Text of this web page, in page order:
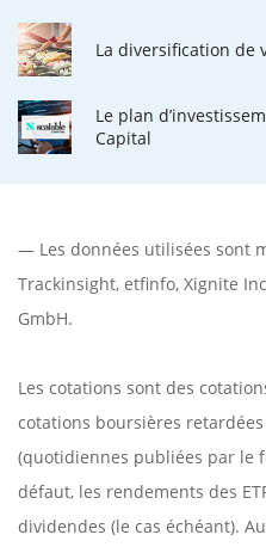
La diversification de
Le plan
Capital
— Les données utilisées sont
Trackinsight, etfinfo, Xignite
GmbH.
Les cotations sont des
cotations boursières
(quotidiennes publiées par le
défaut, les rendements des
dividendes (le cas échéant).